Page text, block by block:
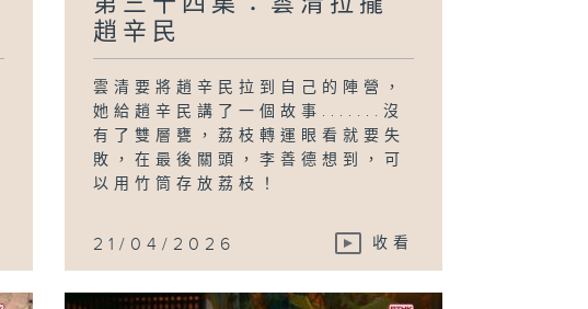
趙辛民
雲清要將趙辛民拉到自己的陣營，
她給趙辛民講了一個故事.......沒
有了雙層甕，荔枝轉運眼看就要失
敗，在最後關頭，李善德想到，可
以用竹筒存放荔枝！
21/04/2026 收看